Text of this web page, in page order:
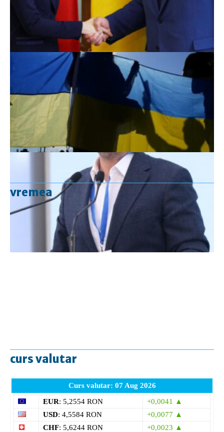
vremea
curs valutar
Curs valutar: 07 Aug 2026
EUR: 5,2554 RON
+0,0041 ▲
USD: 4,5584 RON
+0,0077 ▲
CHF: 5,6244 RON
+0,0023 ▲